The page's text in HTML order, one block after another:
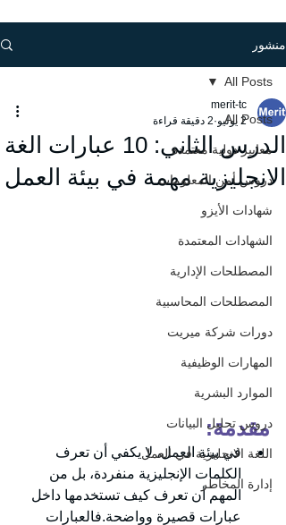
منشور
All Posts
معايير دولية معتمدة
دروس أمن المعلومات
شهادات الأيزو
الشهادات المعتمدة
المصطلحات الإدارية
المصطلحات المحاسبية
دورات شركة ميريت
المهارات الوظيفية
الموارد البشرية
دروس تحليل البيانات
اللغة الانجليزية في العمل
إدارة المخاطر
All Posts
الدرس الثاني: 10 عبارات الغة
الانجليزية مهمة في بيئة العمل
merit-tc
2 يوليو
2 دقيقة قراءة
مقدمة:
في بيئة العمل، لا يكفي أن تعرف
الكلمات الإنجليزية منفردة، بل من
المهم أن تعرف كيف تستخدمها داخل
عبارات قصيرة وواضحة.فالعبارات